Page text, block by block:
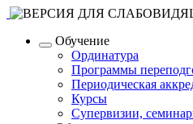
Обучение
Ординатура
Программы
Периодическая
Курсы
Супервизии,